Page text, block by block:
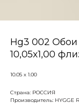
Hg3 002 Обои
10,05x1,00
10.05 х 1.00
Страна: РОССИЯ
Производитель: HYGGE